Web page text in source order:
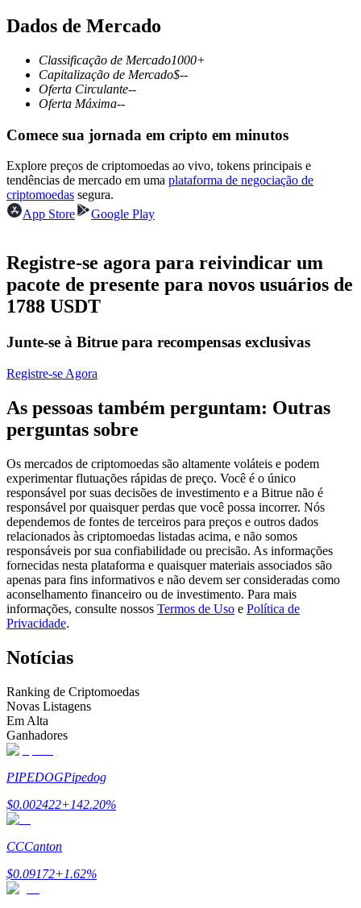
Futuros de USDC
Futuros usando USDC como garantia
Copiar Trading
Torne-se um Trader de Cópias
Desfrute da partilha de lucros e comissões de copy trading
Análise de big data, incluindo informações comerciais, etc.
Dados de Mercado
Classificação de Mercado1000+
Capitalização de Mercado$--
Oferta Circulante--
Oferta Máxima--
Comece sua jornada em cripto em minutos
Explore preços de criptomoedas ao vivo, tokens principais e
tendências de mercado em uma plataforma de negociação de
criptomoedas segura.
App Store
Google Play
Registre-se agora para reivindicar um
pacote de presente para novos usuários de
1788 USDT
Junte-se à Bitrue para recompensas exclusivas
Registre-se Agora
As pessoas também perguntam: Outras
perguntas sobre
Os mercados de criptomoedas são altamente voláteis e podem
experimentar flutuações rápidas de preço. Você é o único
responsável por suas decisões de investimento e a Bitrue não é
responsável por quaisquer perdas que você possa incorrer. Nós
dependemos de fontes de terceiros para preços e outros dados
relacionados às criptomoedas listadas acima, e não somos
responsáveis por sua confiabilidade ou precisão. As informações
fornecidas nesta plataforma e quaisquer materiais associados são
apenas para fins informativos e não devem ser consideradas como
aconselhamento financeiro ou de investimento. Para mais
informações, consulte nossos Termos de Uso e Política de
Privacidade.
Notícias
Ranking de Criptomoedas
Novas Listagens
Em Alta
Ganhadores
PIPEDOGPipedog
$0.002422+142.20%
CCCanton
$0.09172+1.62%